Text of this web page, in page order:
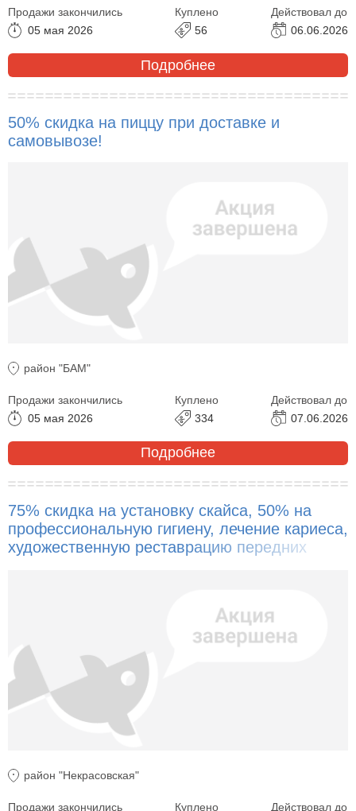
Продажи закончились
05 мая 2026
Куплено
56
Действовал до
06.06.2026
Подробнее
50% скидка на пиццу при доставке и
самовывозе!
район "БАМ"
Продажи закончились
05 мая 2026
Куплено
334
Действовал до
07.06.2026
Подробнее
75% скидка на установку скайса, 50% на
профессиональную гигиену, лечение кариеса,
художественную реставрацию передних
район "Некрасовская"
Продажи закончились Куплено Действовал до